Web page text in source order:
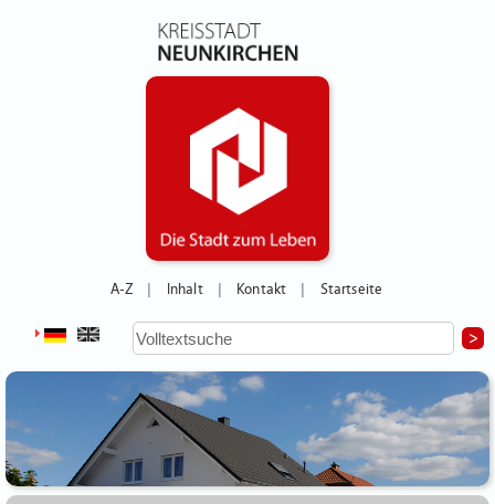
A-Z Inhalt Kontakt Startseite